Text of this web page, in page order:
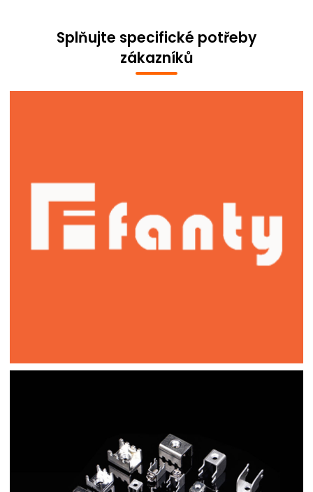
Splňujte specifické potřeby
zákazníků